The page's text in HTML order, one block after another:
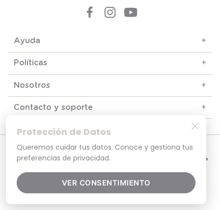
Protección de Datos
Queremos cuidar tus datos. Conoce y gestiona tus
preferencias de privacidad.
VER CONSENTIMIENTO
Ayuda +
Políticas +
Nosotros +
Contacto y soporte +
© 2025. Todos los derechos reservados
Por tu seguridad, recuerda revisar siempre en tu navegador que el sitio que
visitas sea la versión oficial. La dirección opaline.cl es la única del sitio oficial de
opaline.cl es 100% seguro.